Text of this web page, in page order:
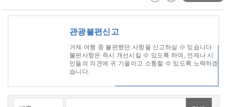
관광불편신고
거제 여행 중 불편했던 사항을 신고하실 수 있습니다.
불편사항은 즉시 개선시킬 수 있도록 하며, 언제나 시
민들의 의견에 귀 기울이고 소통할 수 있도록 노력하겠
습니다.